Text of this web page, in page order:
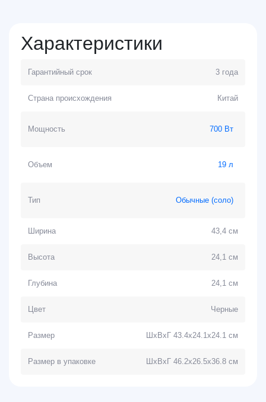
Характеристики
Гарантийный срок 3 года
Страна происхождения Китай
Мощность 700 Вт
Объем 19 л
Тип Обычные (соло)
Ширина 43,4 см
Высота 24,1 см
Глубина 24,1 см
Цвет Черные
Размер ШхВхГ 43.4х24.1х24.1 см
Размер в упаковке ШхВхГ 46.2х26.5х36.8 см